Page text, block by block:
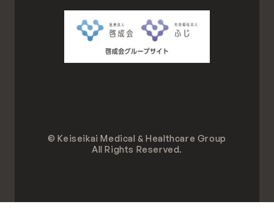
© Keiseikai Medical & Healthcare Group
All Rights Reserved.